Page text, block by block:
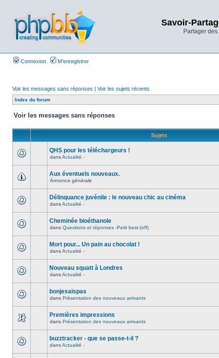
Savoir-
Partager
Connexion M’enregistrer
Voir les messages sans réponses | Voir les sujets récents
Index du forum
Voir les messages sans réponses
Sujets
QHS pour les téléchargeurs !
dansActualité -
Aux éventuels nouveaux.
Annonce générale
Délinquance juvénile : le nouveau chic au cinéma
dansActualité -
Cheminée bioéthanole
dans Questions et réponses -Petit best-(off)
Mort pour... Un pain au chocolat !
dansActualité -
Nouveau squatt à Londres
dansActualité -
bonjesaispas
dans Présentation des nouveaux arrivants
Premières impressions
dans Présentation des nouveaux arrivants
buzztracker - que se passe-t-il ?
dansActualité -